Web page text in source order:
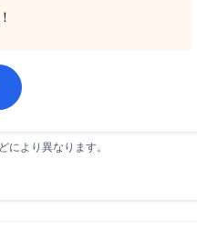
より異なります。